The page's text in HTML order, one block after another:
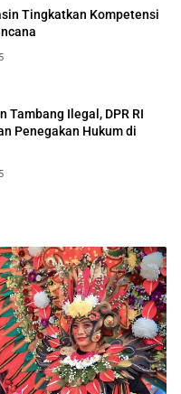
Tingkatkan Kompetensi
Tambang Ilegal, DPR RI
Penegakan Hukum di